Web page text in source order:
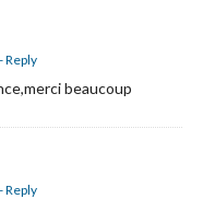
- Reply
beaucoup
- Reply